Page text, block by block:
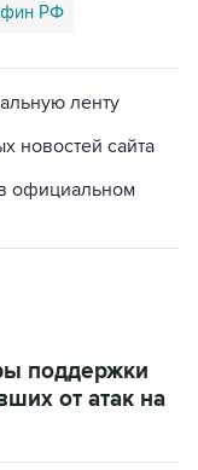
РФ
ленту
новостей сайта
официальном
поддержки
от атак на